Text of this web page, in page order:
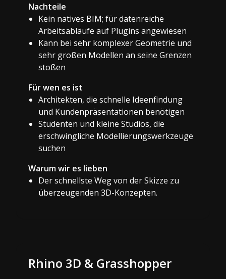
Nachteile
Kein natives BIM; für datenreiche
Arbeitsabläufe auf Plugins angewiesen
Kann bei sehr komplexer Geometrie und
sehr großen Modellen an seine Grenzen
stoßen
Für wen es ist
Architekten, die schnelle Ideenfindung
und Kundenpräsentationen benötigen
Studenten und kleine Studios, die
erschwingliche Modellierungswerkzeuge
suchen
Warum wir es lieben
Der schnellste Weg von der Skizze zu
überzeugenden 3D-Konzepten.
Rhino 3D & Grasshopper